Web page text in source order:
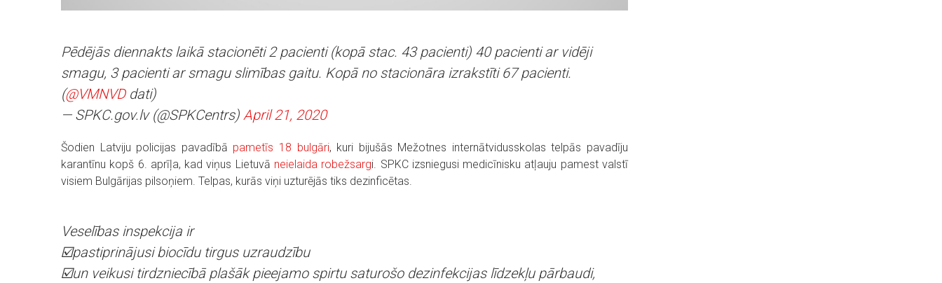
Pēdējās diennakts laikā stacionēti 2 pacienti (kopā stac. 43 pacienti) 40 pacienti ar vidēji
smagu, 3 pacienti ar smagu slimības gaitu. Kopā no stacionāra izrakstīti 67 pacienti.
(@VMNVDdati)
— SPKC.gov.lv (@SPKCentrs) April 21, 2020
Šodien Latviju policijas pavadībā pametīs 18 bulgāri, kuri bijušās Mežotnes internātvidusskolas telpās pavadīju
karantīnu kopš 6. aprīļa, kad viņus Lietuvā neielaida robežsargi. SPKC izsniegusi medicīnisku atļauju pamest valstī
visiem Bulgārijas pilsoņiem. Telpas, kurās viņi uzturējās tiks dezinficētas.
Veselības inspekcija ir
☑️pastiprinājusi biocīdu tirgus uzraudzību
☑️un veikusi tirdzniecībā plašāk pieejamo spirtu saturošo dezinfekcijas līdzekļu pārbaudi,